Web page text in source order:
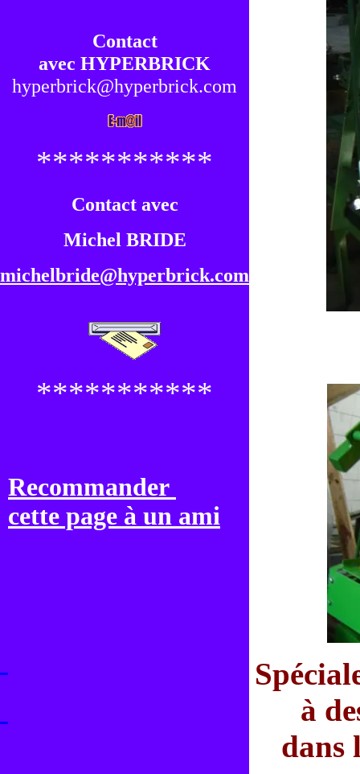
Contact
avec HYPERBRICK
hyperbrick@hyperbrick.com
***********
Contact avec
Michel BRIDE
michelbride@hyperbrick.com
***********
Recommander
cette page à un ami
à
dans